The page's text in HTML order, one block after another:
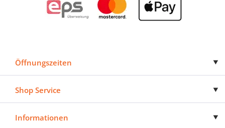
Öffnungszeiten
Shop Service
Informationen